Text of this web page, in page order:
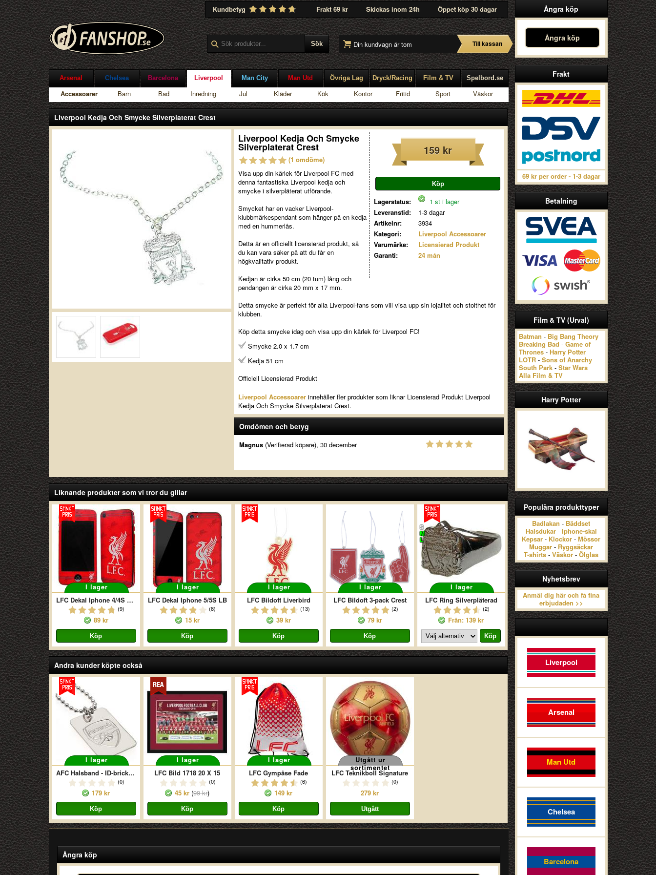
Kundbetyg Frakt 69 kr Skickas inom 24h Öppet köp 30 dagar
Din kundvagn är tom Till kassan
Arsenal Chelsea Barcelona Liverpool Man City Man Utd Övriga Lag Dryck/Racing Film & TV Spelbord.se
Accessoarer Barn Bad Inredning Jul Kläder Kök Kontor Fritid Sport Väskor
Ångra köp
Ångra köp
Frakt
69 kr per order - 1-3 dagar
Betalning
Film & TV (Urval)
Batman - Big Bang Theory
Breaking Bad - Game of
Thrones- Harry Potter
LOTR- Sons of Anarchy
South Park- Star Wars
Alla Film & TV
Harry Potter
Populära produkttyper
Badlakan - Bäddset
Halsdukar- Iphone-skal
Kepsar - Klockor - Mössor
Muggar - Ryggsäckar
T-shirts - Väskor - Ölglas
Nyhetsbrev
Anmäl dig här och få fina
erbjudaden >>
Liverpool
Arsenal
Man Utd
Chelsea
Barcelona
Liverpool Kedja Och Smycke Silverplaterat Crest
159 kr
Lagerstatus:
1 st i lager
Leveranstid:
1-3 dagar
Artikelnr:
3934
Kategori:
Liverpool Accessoarer
Varumärke:
Licensierad Produkt
Garanti:
24 mån
Liverpool Kedja Och Smycke
Silverplaterat Crest
(1 omdöme)
Visa upp din kärlek för Liverpool FC med
denna fantastiska Liverpool kedja och
smycke i silverpläterat utförande.
Smycket har en vacker Liverpool-
klubbmärkespendant som hänger på en kedja
med en hummerlås.
Detta är en officiellt licensierad produkt, så
du kan vara säker på att du får en
högkvalitativ produkt.
Kedjan är cirka 50 cm (20 tum) lång och
pendangen är cirka 20 mm x 17 mm.
Detta smycke är perfekt för alla Liverpool-fans som vill visa upp sin lojalitet och stolthet för
klubben.
Köp detta smycke idag och visa upp din kärlek för Liverpool FC!
Smycke 2.0 x 1.7 cm
Kedja 51 cm
Officiell Licensierad Produkt
Liverpool Accessoarerinnehåller fler produkter som liknar Licensierad Produkt Liverpool
Kedja Och Smycke Silverplaterat Crest.
Omdömen och betyg
Magnus(Verifierad köpare), 30 december
Liknande produkter som vi tror du gillar
I lager
LFC Dekal Iphone 4/4S Liverbird
(9)
89 kr
I lager
LFC Dekal Iphone 5/5S LB
(8)
15 kr
I lager
LFC Bildoft Liverbird
(13)
39 kr
I lager
LFC Bildoft 3-pack Crest
(2)
79 kr
S
M
L
I lager
LFC Ring Silverpläterad
(2)
Från: 139 kr
Andra kunder köpte också
I lager
AFC Halsband - ID-bricka/Dogtag Crest Silverpläterad
(0)
179 kr
I lager
LFC Bild 1718 20 X 15
(0)
45 kr (99 kr)
I lager
LFC Gympåse Fade
(6)
149 kr
Utgått ur
sortimentet
LFC Teknikboll Signature
(0)
279 kr
Ångra köp